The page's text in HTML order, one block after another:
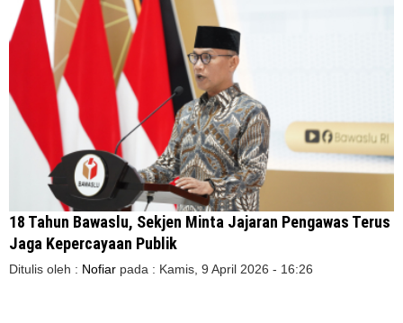
18 Tahun Bawaslu, Sekjen Minta Jajaran Pengawas Terus
Jaga Kepercayaan Publik
Ditulis oleh : Nofiar pada : Kamis, 9 April 2026 - 16:26